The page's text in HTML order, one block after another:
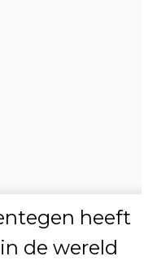
heeft
de wereld